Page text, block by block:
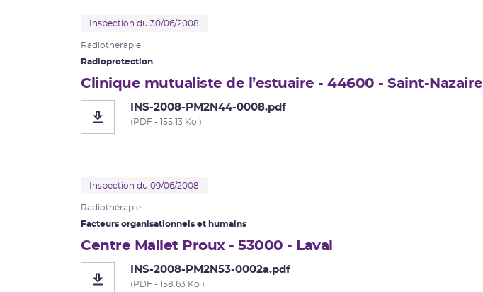
Inspection du 30/06/2008
Radiothérapie
Radioprotection
Clinique mutualiste de l’estuaire - 44600 - Saint-Nazaire
INS-2008-PM2N44-0008.pdf
(PDF - 155.13 Ko )
Inspection du 09/06/2008
Radiothérapie
Facteurs organisationnels et humains
Centre Mallet Proux - 53000 - Laval
INS-2008-PM2N53-0002a.pdf
(PDF - 158.63 Ko )